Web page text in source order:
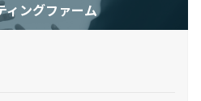
ィングファーム